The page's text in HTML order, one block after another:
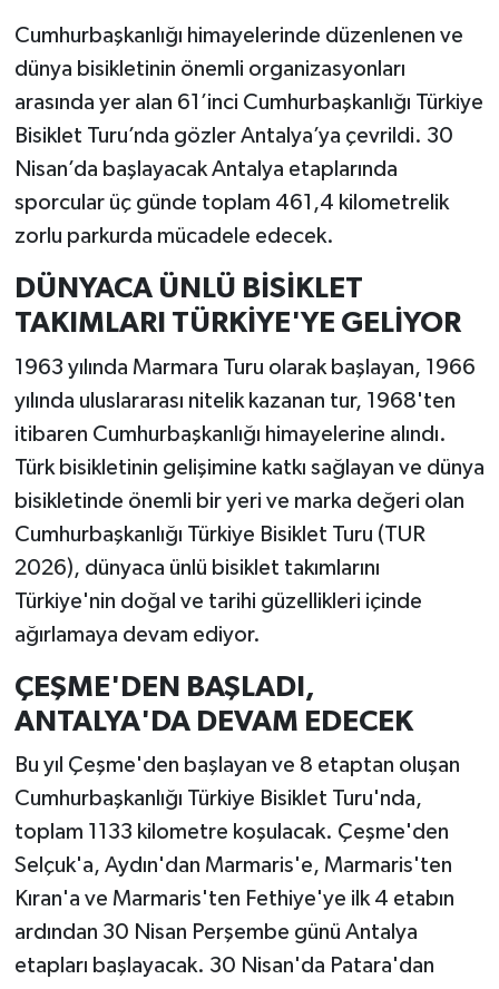
Cumhurbaşkanlığı himayelerinde düzenlenen ve
dünya bisikletinin önemli organizasyonları
arasında yer alan 61’inci Cumhurbaşkanlığı Türkiye
Bisiklet Turu’nda gözler Antalya’ya çevrildi. 30
Nisan’da başlayacak Antalya etaplarında
sporcular üç günde toplam 461,4 kilometrelik
zorlu parkurda mücadele edecek.
DÜNYACA ÜNLÜ BİSİKLET
TAKIMLARI TÜRKİYE'YE GELİYOR
1963 yılında Marmara Turu olarak başlayan, 1966
yılında uluslararası nitelik kazanan tur, 1968'ten
itibaren Cumhurbaşkanlığı himayelerine alındı.
Türk bisikletinin gelişimine katkı sağlayan ve dünya
bisikletinde önemli bir yeri ve marka değeri olan
Cumhurbaşkanlığı Türkiye Bisiklet Turu (TUR
2026), dünyaca ünlü bisiklet takımlarını
Türkiye'nin doğal ve tarihi güzellikleri içinde
ağırlamaya devam ediyor.
ÇEŞME'DEN BAŞLADI,
ANTALYA'DA DEVAM EDECEK
Bu yıl Çeşme'den başlayan ve 8 etaptan oluşan
Cumhurbaşkanlığı Türkiye Bisiklet Turu'nda,
toplam 1133 kilometre koşulacak. Çeşme'den
Selçuk'a, Aydın'dan Marmaris'e, Marmaris'ten
Kıran'a ve Marmaris'ten Fethiye'ye ilk 4 etabın
ardından 30 Nisan Perşembe günü Antalya
etapları başlayacak. 30 Nisan'da Patara'dan